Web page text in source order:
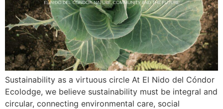
Sustainability as a virtuous circle At El Nido del Cóndor
Ecolodge, we believe sustainability must be integral and
circular, connecting environmental care, social